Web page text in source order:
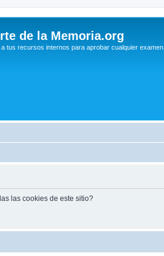
de la Memoria.org
tus recursos internos para aprobar cualquier examen
las cookies de este sitio?